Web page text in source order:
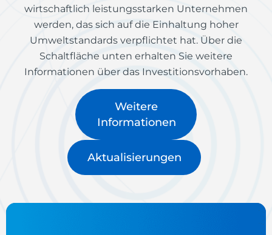
wirtschaftlich leistungsstarken Unternehmen
werden, das sich auf die Einhaltung hoher
Umweltstandards verpflichtet hat. Über die
Schaltfläche unten erhalten Sie weitere
Informationen über das Investitionsvorhaben.
Weitere
Informationen
Aktualisierungen